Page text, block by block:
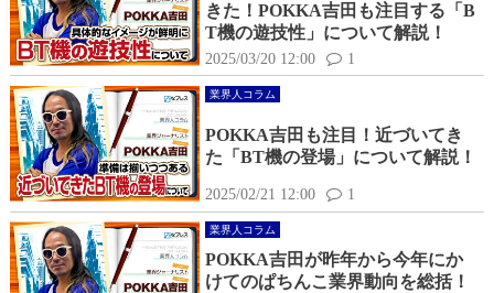
きた！POKKA吉田も注目する「B
T機の遊技性」について解説！
2025/03/20 12:00 1
業界人コラム
POKKA吉田も注目！近づいてき
た「BT機の登場」について解説！
2025/02/21 12:00 1
業界人コラム
POKKA吉田が昨年から今年にか
けてのぱちんこ業界動向を総括！